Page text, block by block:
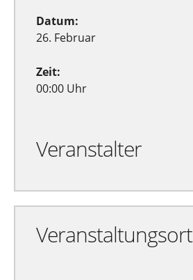
Datum:
26. Februar
Zeit:
00:00 Uhr
Veranstalter
Veranstaltungsort